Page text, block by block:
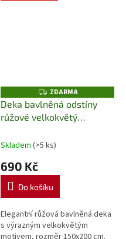
Z
D
A
R
ZDARMA
Deka bavlněná odstíny
růžové velkokvětý
Detex
Skladem (>5 ks)
690 Kč
Do košíku
Elegantní růžová bavlněná deka
s výrazným velkokvětým